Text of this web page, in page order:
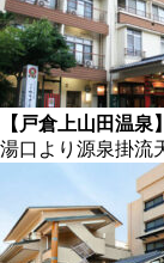
【戸倉上山田温泉】
湯口より源泉掛流